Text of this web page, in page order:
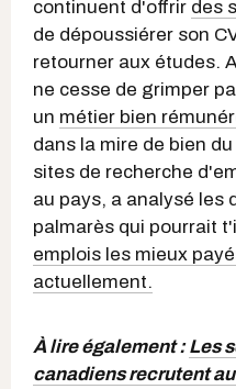
continuent d'offrir des
de dépoussiérer son
retourner aux études.
ne cesse de grimper
un métier bien
dans la mire de bien
sites de recherche
au pays, a analysé les
palmarès qui pourrait
emplois les mieux
actuellement.
À lire également :Les
canadiens recrutent